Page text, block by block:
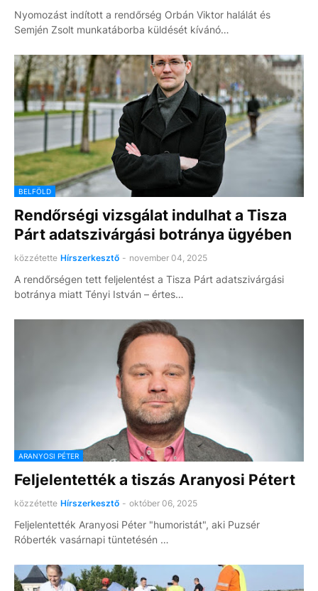
Nyomozást indított a rendőrség Orbán Viktor halálát és
Semjén Zsolt munkatáborba küldését kívánó…
BELFÖLD
Rendőrségi vizsgálat indulhat a Tisza
Párt adatszivárgási botránya ügyében
közzétette Hírszerkesztő - november 04, 2025
A rendőrségen tett feljelentést a Tisza Párt adatszivárgási
botránya miatt Tényi István – értes…
ARANYOSI PÉTER
Feljelentették a tiszás Aranyosi Pétert
közzétette Hírszerkesztő - október 06, 2025
Feljelentették Aranyosi Péter "humoristát", aki Puzsér
Róberték vasárnapi tüntetésén …